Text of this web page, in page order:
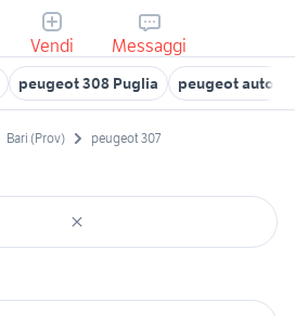
Vendi Messaggi
peugeot 308 Puglia peugeot auto
Bari (Prov) peugeot 307